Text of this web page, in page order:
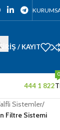
/ KAYIT
444 1 822
Sistemler/
Filtre Sistemi